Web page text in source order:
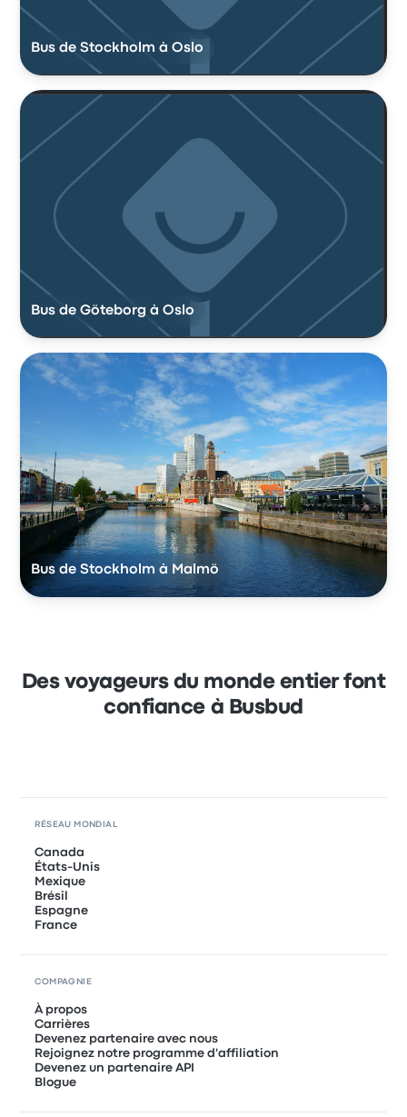
Bus de Stockholm à Oslo
Bus de Göteborg à Oslo
Bus de Stockholm à Malmö
Des voyageurs du monde entier font
confiance à Busbud
RÉSEAU MONDIAL
Canada
États-Unis
Mexique
Brésil
Espagne
France
COMPAGNIE
À propos
Carrières
Devenez partenaire avec nous
Rejoignez notre programme d'affiliation
Devenez un partenaire API
Blogue